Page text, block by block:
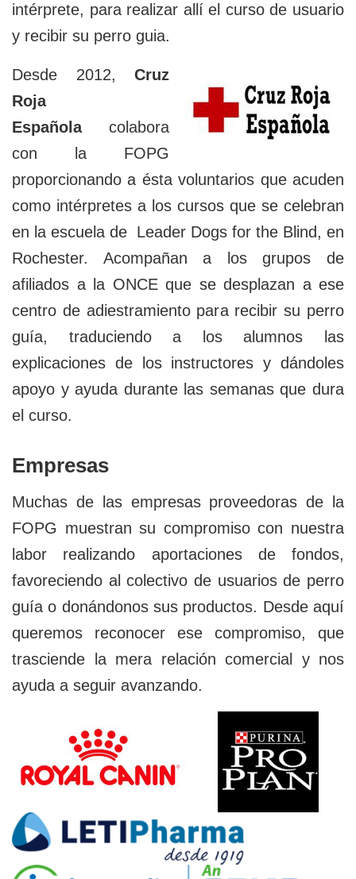
intérprete, para realizar allí el curso de usuario
y recibir su perro guia.
Desde 2012, Cruz
Roja
Españolacolabora
con la FOPG
proporcionando a ésta voluntarios que acuden
como intérpretes a los cursos que se celebran
en la escuela de Leader Dogs for the Blind, en
Rochester. Acompañan a los grupos de
afiliados a la ONCE que se desplazan a ese
centro de adiestramiento para recibir su perro
guía, traduciendo a los alumnos las
explicaciones de los instructores y dándoles
apoyo y ayuda durante las semanas que dura
el curso.
Empresas
Muchas de las empresas proveedoras de la
FOPG muestran su compromiso con nuestra
labor realizando aportaciones de fondos,
favoreciendo al colectivo de usuarios de perro
guía o donándonos sus productos. Desde aquí
queremos reconocer ese compromiso, que
trasciende la mera relación comercial y nos
ayuda a seguir avanzando.